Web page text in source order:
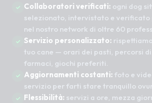
Collaboratori verificati: ogni dog
selezionato, intervistato e verificato
nel nostro network di oltre 60
Servizio personalizzato:
tuo cane — orari dei pasti, percorsi di
farmaci, giochi preferiti.
Aggiornamenti costanti: foto e
servizio per farti stare tranquillo
Flessibilità: servizi a ore, mezza